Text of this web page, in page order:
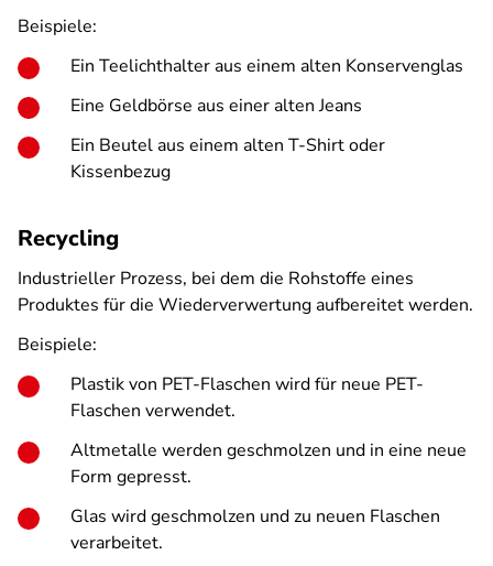
Beispiele:
Ein Teelichthalter aus einem alten Konservenglas
Eine Geldbörse aus einer alten Jeans
Ein Beutel aus einem alten T-Shirt oder
Kissenbezug
Recycling
Industrieller Prozess, bei dem die Rohstoffe eines
Produktes für die Wiederverwertung aufbereitet werden.
Beispiele:
Plastik von PET-Flaschen wird für neue PET-
Flaschen verwendet.
Altmetalle werden geschmolzen und in eine neue
Form gepresst.
Glas wird geschmolzen und zu neuen Flaschen
verarbeitet.